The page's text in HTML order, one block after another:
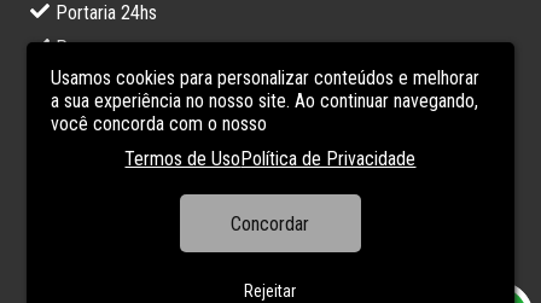
Portaria 24hs
Praça
Sacada
Salão de Festas
Salão de Jogos
Usamos cookies para personalizar conteúdos e melhorar
a sua experiência no nosso site. Ao continuar navegando,
você concorda com o nosso
Termos de UsoPolítica de Privacidade
Concordar
Rejeitar